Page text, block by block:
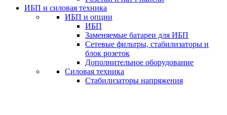
ИБП и силовая техника
ИБП и опции
ИБП
Заменяемые батареи для ИБП
Сетевые фильтры, стабилизаторы и
блок розеток
Дополнительное оборудование
Силовая техника
Стабилизаторы напряжения